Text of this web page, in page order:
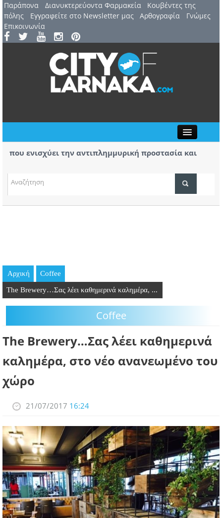
Παράπονα Διανυκτερεύοντα Φαρμακεία
Kουβέντες της
πόλης
Εγγραφείτε στο Newsletter μας Αρθογραφία
Γνώμες
Επικοινωνία
ΤΟΠΙΚΑ ΝΕΑ
ΘΕΣΕΙΣ ΕΡΓΑΣΙΑΣ
PODCAST
ΛΑΡΝΑΚΑ 2030
ΣΥΝΔΕΣΜΟΙ
ΠΕΡΙΣΣΟΤΕΡΑ
ενισχύει την αντιπλημμυρική προστασία και
της φωτιάς στο Καλό Χωριό ο Πάλμας- «Ουδέν
Αρχική Coffee
The Brewery…Σας λέει καθημερινά καλημέρα, ...
Coffee
The Brewery…Σας λέει καθημερινά
καλημέρα, στο νέο ανανεωμένο του
χώρο
21/07/2017 16:24